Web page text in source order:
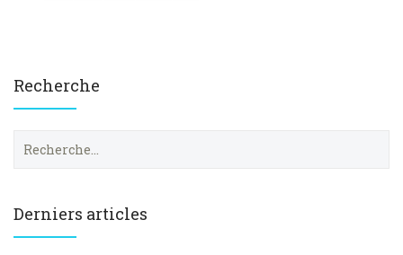
Recherche
e
Derniers articles